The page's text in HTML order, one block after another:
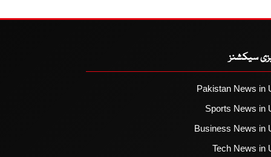
سیکشنز
Pakistan News in
Sports News in
Business News in
Tech News in